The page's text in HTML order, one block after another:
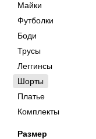
Майки
Футболки
Боди
Трусы
Леггинсы
Шорты
Платье
Комплекты
Размер